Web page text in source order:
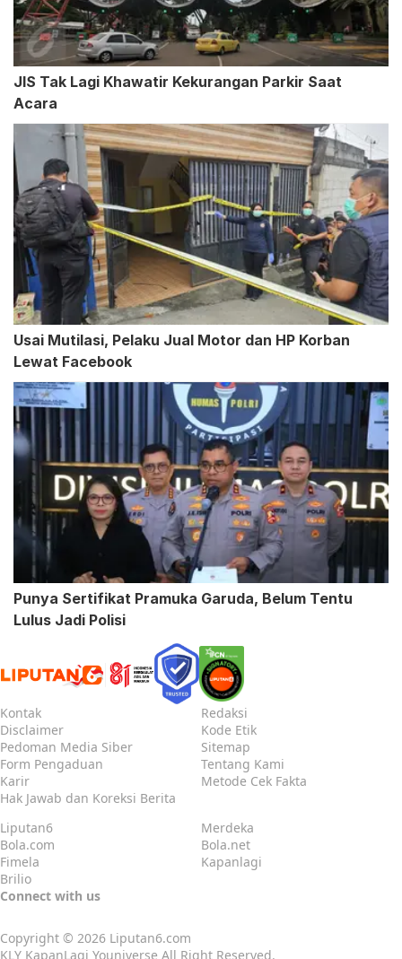
JIS Tak Lagi Khawatir Kekurangan Parkir Saat
Acara
Usai Mutilasi, Pelaku Jual Motor dan HP Korban
Lewat Facebook
Punya Sertifikat Pramuka Garuda, Belum Tentu
Lulus Jadi Polisi
Kontak
Redaksi
Disclaimer
Kode Etik
Pedoman Media Siber
Sitemap
Form Pengaduan
Tentang Kami
Karir
Metode Cek Fakta
Hak Jawab dan Koreksi Berita
Liputan6
Merdeka
Bola.com
Bola.net
Fimela
Kapanlagi
Brilio
Connect with us
Copyright © 2026 Liputan6.com
KLY KapanLagi Youniverse All Right Reserved.